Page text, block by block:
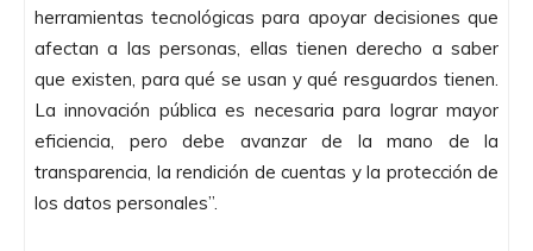
herramientas tecnológicas para apoyar decisiones que
afectan a las personas, ellas tienen derecho a saber
que existen, para qué se usan y qué resguardos tienen.
La innovación pública es necesaria para lograr mayor
eficiencia, pero debe avanzar de la mano de la
transparencia, la rendición de cuentas y la protección de
los datos personales”.